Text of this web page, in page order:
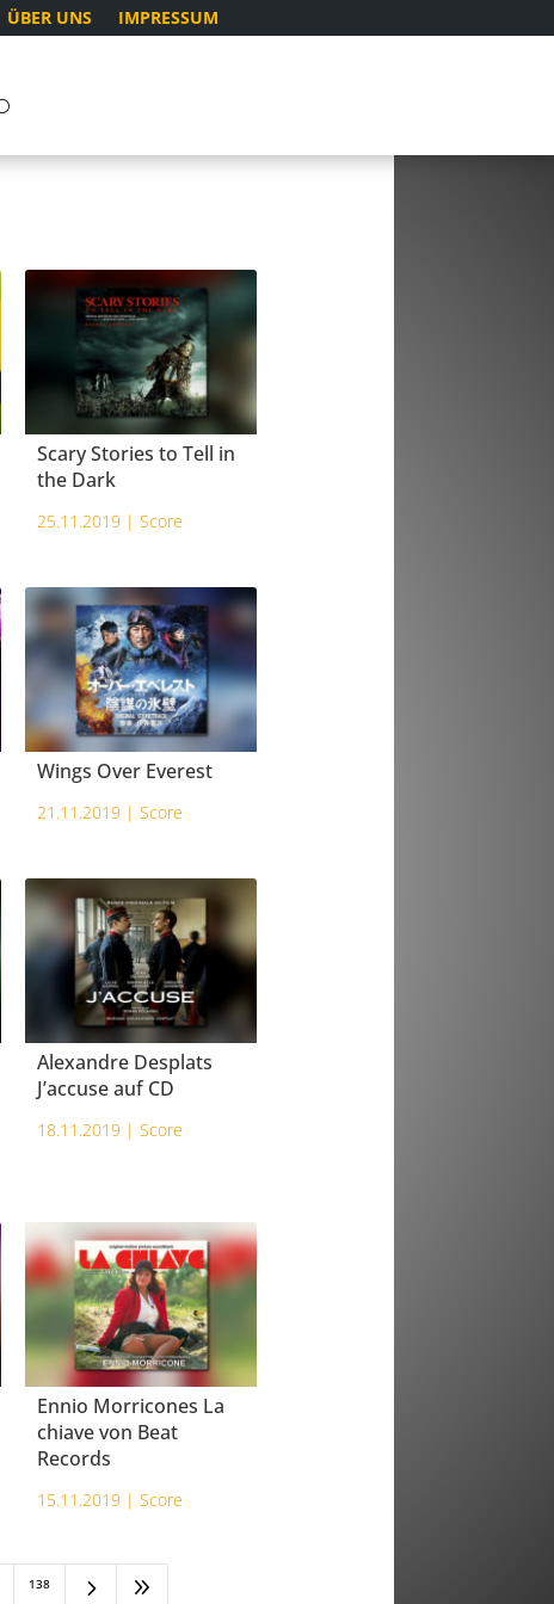
ÜBER UNS IMPRESSUM
Scary Stories to Tell in
the Dark
25.11.2019 | Score
Wings Over Everest
21.11.2019 | Score
Alexandre Desplats
J’accuse auf CD
18.11.2019 | Score
Ennio Morricones La
chiave von Beat
Records
15.11.2019 | Score
138 5 9